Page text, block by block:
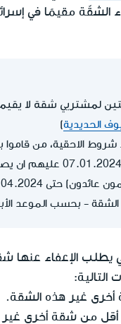
مقيمًا في
لمشتريي شقة لا
الحديدية)
شروط الاحقية، من
07.10.2021 و 07.01.2024
- بحسب الموعد
يطلب الإعفاء
التالية:
غير هذه الشقة.
أقل من شقة أخرى